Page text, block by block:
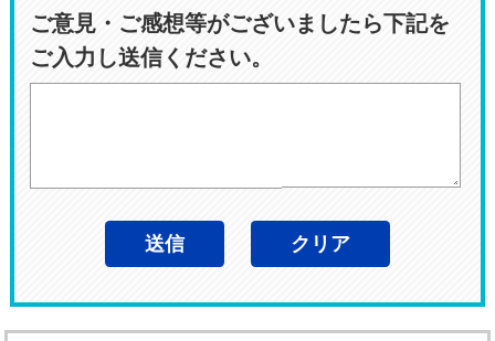
ご意見・ご感想等がございましたら下記を
ご入力し送信ください。